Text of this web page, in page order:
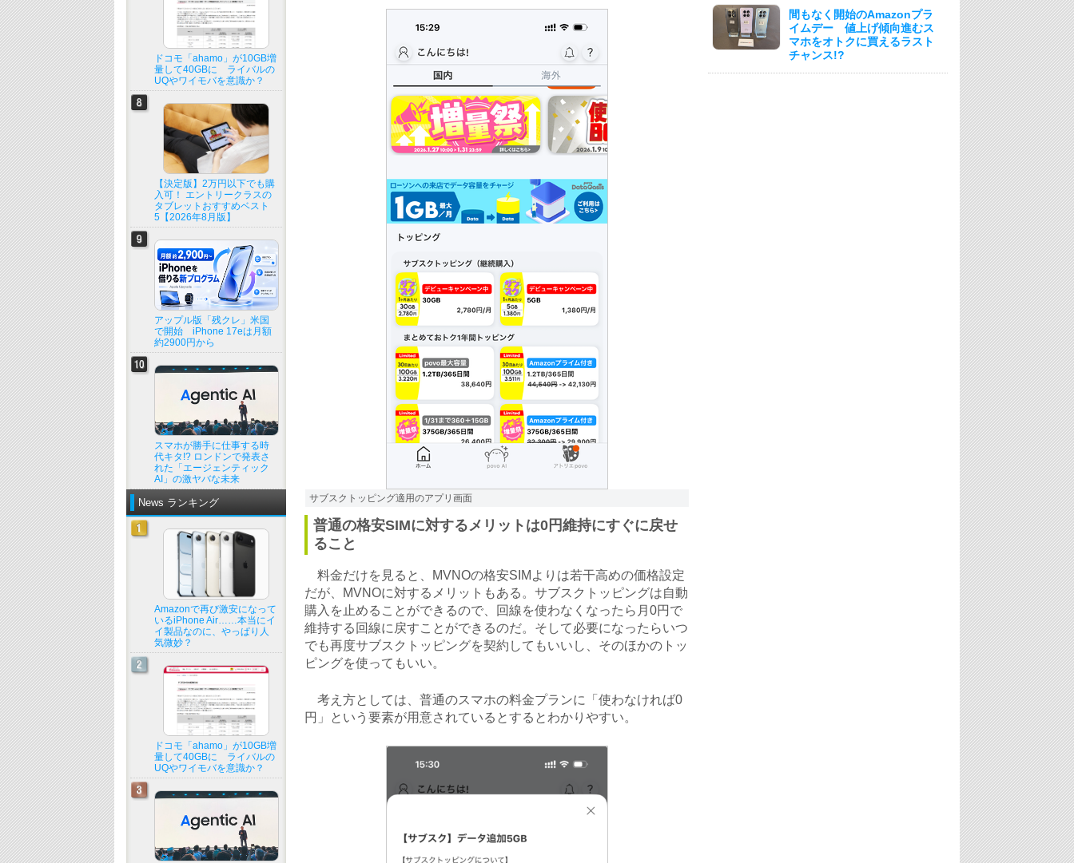
サブスクトッピング適用のアプリ画面
普通の格安SIMに対するメリットは0円維持にすぐに戻せ
ること
料金だけを見ると、MVNOの格安SIMよりは若干高めの価格設定
だが、MVNOに対するメリットもある。サブスクトッピングは自動
購入を止めることができるので、回線を使わなくなったら月0円で
維持する回線に戻すことができるのだ。そして必要になったらいつ
でも再度サブスクトッピングを契約してもいいし、そのほかのトッ
ピングを使ってもいい。
考え方としては、普通のスマホの料金プランに「使わなければ0
円」という要素が用意されているとするとわかりやすい。
間もなく開始のAmazonプラ
イムデー 値上げ傾向進むス
マホをオトクに買えるラスト
チャンス!?
ドコモ「ahamo」が10GB増
量して40GBに ライバルの
UQやワイモバを意識か？
【決定版】2万円以下でも購
入可！ エントリークラスの
タブレットおすすめベスト
5【2026年8月版】
アップル版「残クレ」米国
で開始 iPhone 17eは月額
約2900円から
スマホが勝手に仕事する時
代キタ!? ロンドンで発表さ
れた「エージェンティック
AI」の激ヤバな未来
News ランキング
Amazonで再び激安になって
いるiPhone Air……本当にイ
イ製品なのに、やっぱり人
気微妙？
ドコモ「ahamo」が10GB増
量して40GBに ライバルの
UQやワイモバを意識か？